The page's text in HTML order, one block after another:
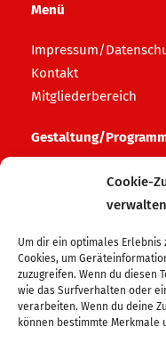
Cookie-
verwalten
Um dir ein optimales Erlebnis
Cookies, um
zuzugreifen. Wenn du diesen
wie das Surfverhalten oder
verarbeiten. Wenn du deine
können bestimmte
Menü
Impressum/
Kontakt
Mitgliederbereich
Gestaltung/
Login Admin
Folge uns auf